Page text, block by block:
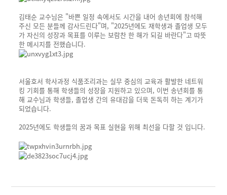
김태순 교수님은 "바쁜 일정 속에서도 시간을 내어 송년회에 참석해
주신 모든 분들께 감사드린다"며, "2025년에도 재학생과 졸업생 모두
가 자신의 성장과 목표를 이루는 보람찬 한 해가 되길 바란다"고 따뜻
한 메시지를 전했습니다.
서울호서 학사과정 식품조리과는 실무 중심의 교육과 활발한 네트워
킹 기회를 통해 학생들의 성장을 지원하고 있으며, 이번 송년회를 통
해 교수님과 학생들, 졸업생 간의 유대감을 더욱 돈독히 하는 계기가
되었습니다.
2025년에도 학생들의 꿈과 목표 실현을 위해 최선을 다할 것 입니다.